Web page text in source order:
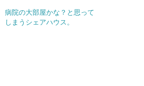
病院の大部屋かな？と思って
しまうシェアハウス。